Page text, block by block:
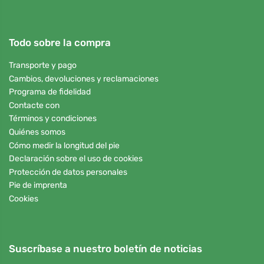
Todo sobre la compra
Transporte y pago
Cambios, devoluciones y reclamaciones
Programa de fidelidad
Contacte con
Términos y condiciones
Quiénes somos
Cómo medir la longitud del pie
Declaración sobre el uso de cookies
Protección de datos personales
Pie de imprenta
Cookies
Suscríbase a nuestro boletín de noticias